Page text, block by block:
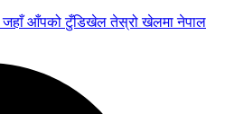
जहाँ आँपको टुँडिखेल तेस्रो खेलमा नेपाल